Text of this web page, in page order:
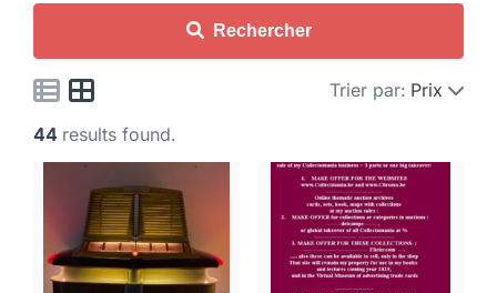
Rechercher
Trier par: Prix
44 results found.